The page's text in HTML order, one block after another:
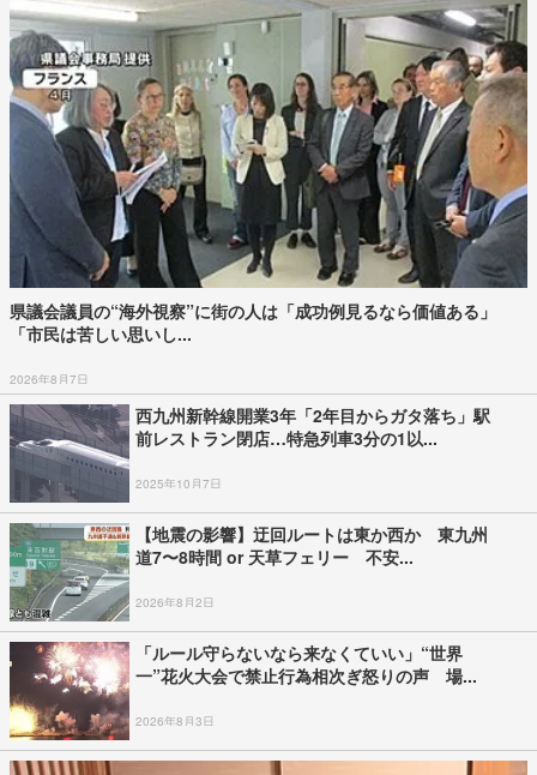
県議会議員の“海外視察”に街の人は「成功例見るなら価値ある」
「市民は苦しい思いし...
2026年8月7日
西九州新幹線開業3年「2年目からガタ落ち」駅
前レストラン閉店…特急列車3分の1以...
2025年10月7日
【地震の影響】迂回ルートは東か西か 東九州
道7〜8時間 or 天草フェリー 不安...
2026年8月2日
「ルール守らないなら来なくていい」“世界
一”花火大会で禁止行為相次ぎ怒りの声 場...
2026年8月3日